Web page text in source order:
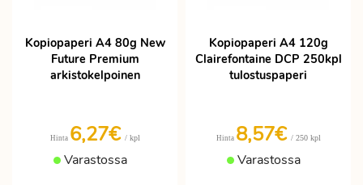
Kopiopaperi A4 80g New
Future Premium
arkistokelpoinen
Hinta 6,27€ / kpl
Varastossa
Kopiopaperi A4 120g
Clairefontaine DCP 250kpl
tulostuspaperi
Hinta 8,57€ / 250 kpl
Varastossa